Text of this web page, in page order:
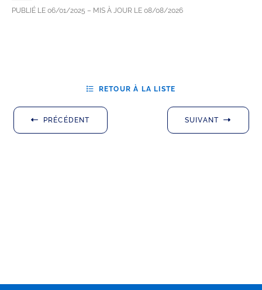
PUBLIÉ LE 06/01/2025 – MIS À JOUR LE 08/08/2026
PRÉCÉDENT
RETOUR À LA LISTE
SUIVANT